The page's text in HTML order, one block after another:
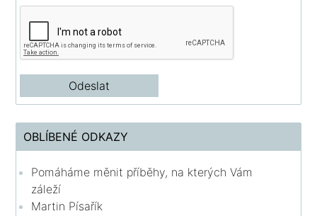
OBLÍBENÉ ODKAZY
Pomáháme měnit příběhy, na kterých Vám
záleží
Martin Písařík